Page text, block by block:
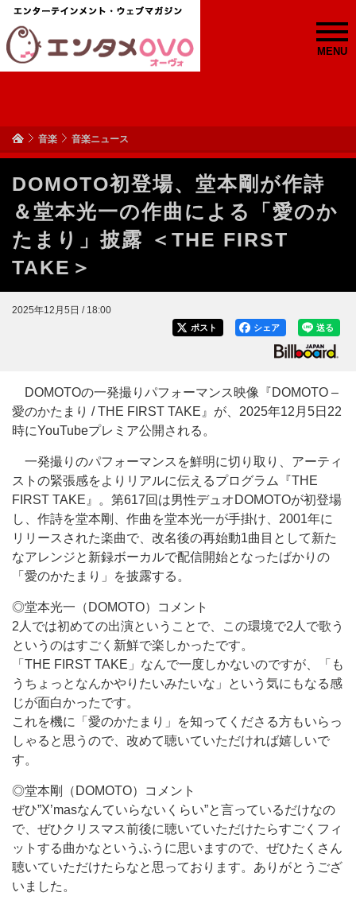
MENU
音楽 音楽ニュース
DOMOTO初登場、堂本剛が作詩
＆堂本光一の作曲による「愛のか
たまり」披露 ＜THE FIRST
TAKE＞
2025年12月5日 / 18:00
送る
シェア
ポスト
DOMOTOの一発撮りパフォーマンス映像『DOMOTO –
愛のかたまり / THE FIRST TAKE』が、2025年12月5日22
時にYouTubeプレミア公開される。
一発撮りのパフォーマンスを鮮明に切り取り、アーティ
ストの緊張感をよりリアルに伝えるプログラム『THE
FIRST TAKE』。第617回は男性デュオDOMOTOが初登場
し、作詩を堂本剛、作曲を堂本光一が手掛け、2001年に
リリースされた楽曲で、改名後の再始動1曲目として新た
なアレンジと新録ボーカルで配信開始となったばかりの
「愛のかたまり」を披露する。
◎堂本光一（DOMOTO）コメント
2人では初めての出演ということで、この環境で2人で歌う
というのはすごく新鮮で楽しかったです。
「THE FIRST TAKE」なんで一度しかないのですが、「も
うちょっとなんかやりたいみたいな」という気にもなる感
じが面白かったです。
これを機に「愛のかたまり」を知ってくださる方もいらっ
しゃると思うので、改めて聴いていただければ嬉しいで
す。
◎堂本剛（DOMOTO）コメント
ぜひ”X’masなんていらないくらい”と言っているだけなの
で、ぜひクリスマス前後に聴いていただけたらすごくフィ
ットする曲かなというふうに思いますので、ぜひたくさん
聴いていただけたらなと思っております。ありがとうござ
いました。